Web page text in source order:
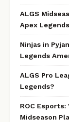
ALGS
Apex
Ninjas in
Legends
ALGS Pro
Legends?
ROC Esports:
Midseason